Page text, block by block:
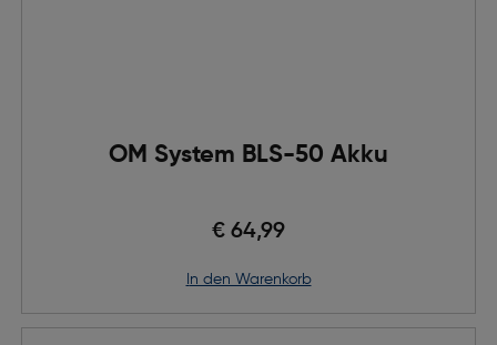
OM System BLS-50 Akku
€ 64,99
in den Warenkorb